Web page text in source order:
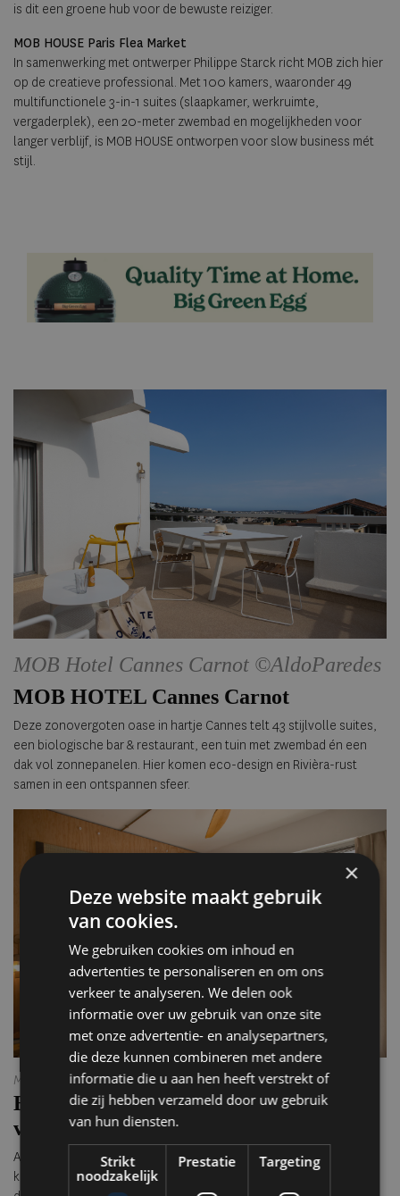
is dit een groene hub voor de bewuste reiziger.
MOB HOUSE Paris Flea Market
In samenwerking met ontwerper Philippe Starck richt MOB zich hier
op de creatieve professional. Met 100 kamers, waaronder 49
multifunctionele 3-in-1 suites (slaapkamer, werkruimte,
vergaderplek), een 20-meter zwembad en mogelijkheden voor
langer verblijf, is MOB HOUSE ontworpen voor slow business mét
stijl.
MOB Hotel Cannes Carnot ©AldoParedes
MOB HOTEL Cannes Carnot
Deze zonovergoten oase in hartje Cannes telt 43 stijlvolle suites,
een biologische bar & restaurant, een tuin met zwembad én een
dak vol zonnepanelen. Hier komen eco-design en Rivièra-rust
samen in een ontspannen sfeer.
MOB Hotel Cannes Carnot
B Corp-gecertificeerd & sociaal
verankerd
Alle MOB-hotels zijn B Corp-gecertificeerd – een zeldzaam
keurmerk in de sector – en laten duurzaamheid doordringen in elk
×
Deze website maakt gebruik
van cookies.
We gebruiken cookies om inhoud en
advertenties te personaliseren en om ons
verkeer te analyseren. We delen ook
informatie over uw gebruik van onze site
met onze advertentie- en analysepartners,
die deze kunnen combineren met andere
informatie die u aan hen heeft verstrekt of
die zij hebben verzameld door uw gebruik
van hun diensten.
Strikt
noodzakelijk
Prestatie Targeting